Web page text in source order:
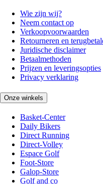
Wie zijn wij?
Neem contact op
Verkoopvoorwaarden
Retourneren en
Juridische disclaimer
Betaalmethoden
Prijzen en leveringsopties
Privacy verklaring
Onze winkels
Basket-Center
Daily Bikers
Direct Running
Direct-Volley
Espace Golf
Foot-Store
Galop-Store
Golf and co